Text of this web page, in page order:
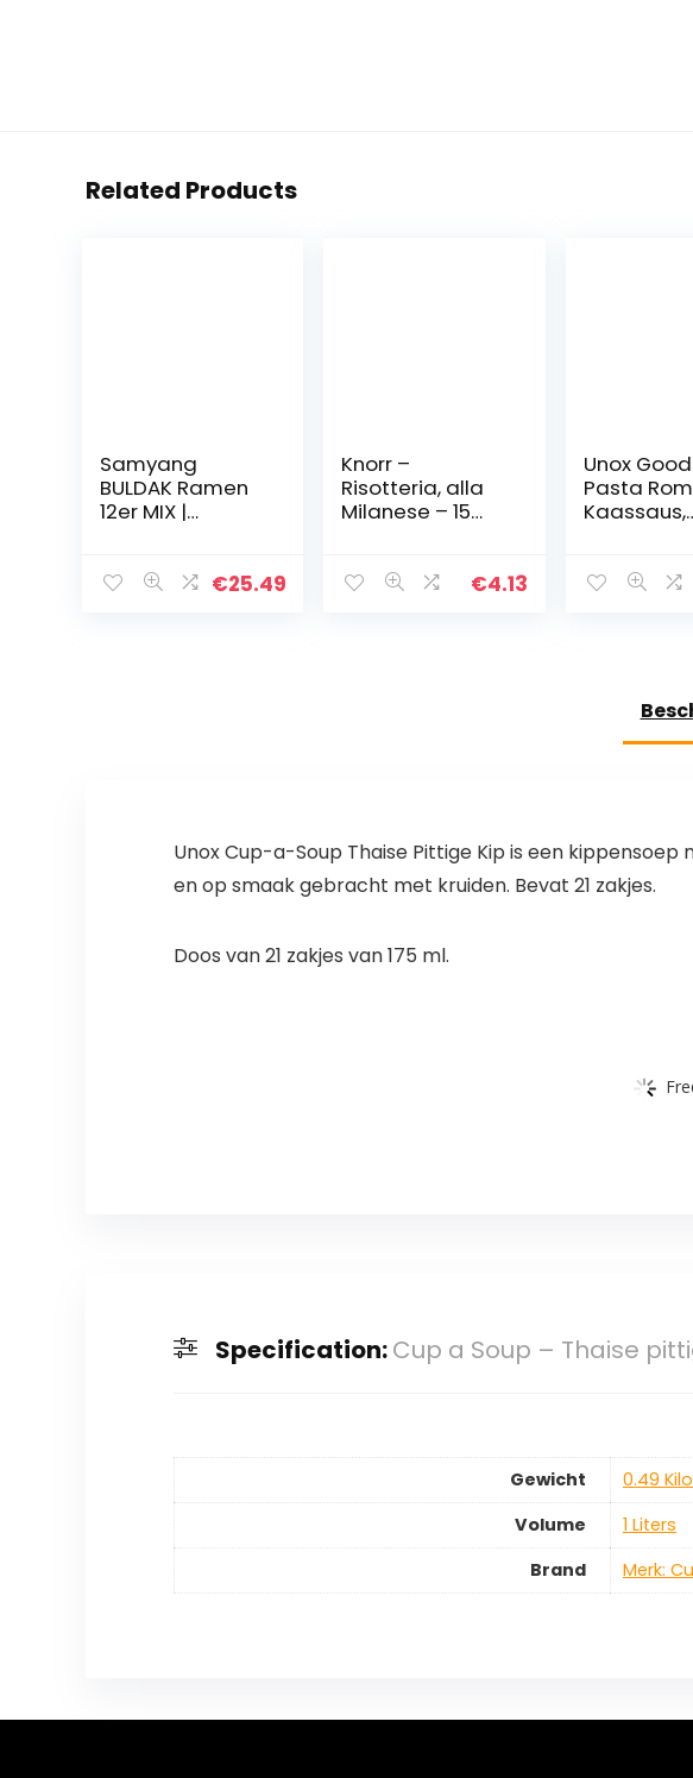
Related Products
Samyang
BULDAK Ramen
12er MIX |
Chicken Ramen
€25.49
Knorr –
Risotteria, alla
Milanese – 15
€4.13
Unox Good
Pasta
Kaassaus,
69gram
Unox Cup-a-Soup Thaise Pittige Kip is een
en op smaak gebracht met kruiden. Bevat 21 zakjes.
Doos van 21 zakjes van 175 ml.
Specification:Cup a Soup – Thaise
Gewicht
‎0.49
Volume
‎1 Liters
Brand
Merk: